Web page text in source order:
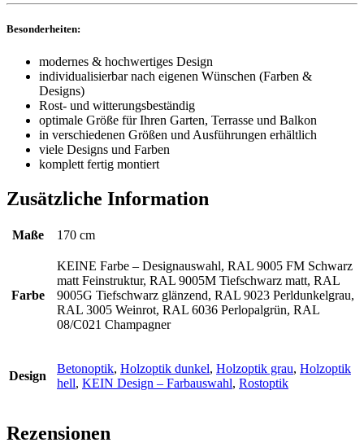
Besonderheiten:
modernes & hochwertiges Design
individualisierbar nach eigenen Wünschen (Farben &
Designs)
Rost- und witterungsbeständig
optimale Größe für Ihren Garten, Terrasse und Balkon
in verschiedenen Größen und Ausführungen erhältlich
viele Designs und Farben
komplett fertig montiert
Zusätzliche Information
Maße 170 cm
Farbe
KEINE Farbe – Designauswahl, RAL 9005 FM Schwarz
matt Feinstruktur, RAL 9005M Tiefschwarz matt, RAL
9005G Tiefschwarz glänzend, RAL 9023 Perldunkelgrau,
RAL 3005 Weinrot, RAL 6036 Perlopalgrün, RAL
08/C021 Champagner
Design
Betonoptik, Holzoptik dunkel, Holzoptik grau, Holzoptik
hell, KEIN Design – Farbauswahl, Rostoptik
Rezensionen